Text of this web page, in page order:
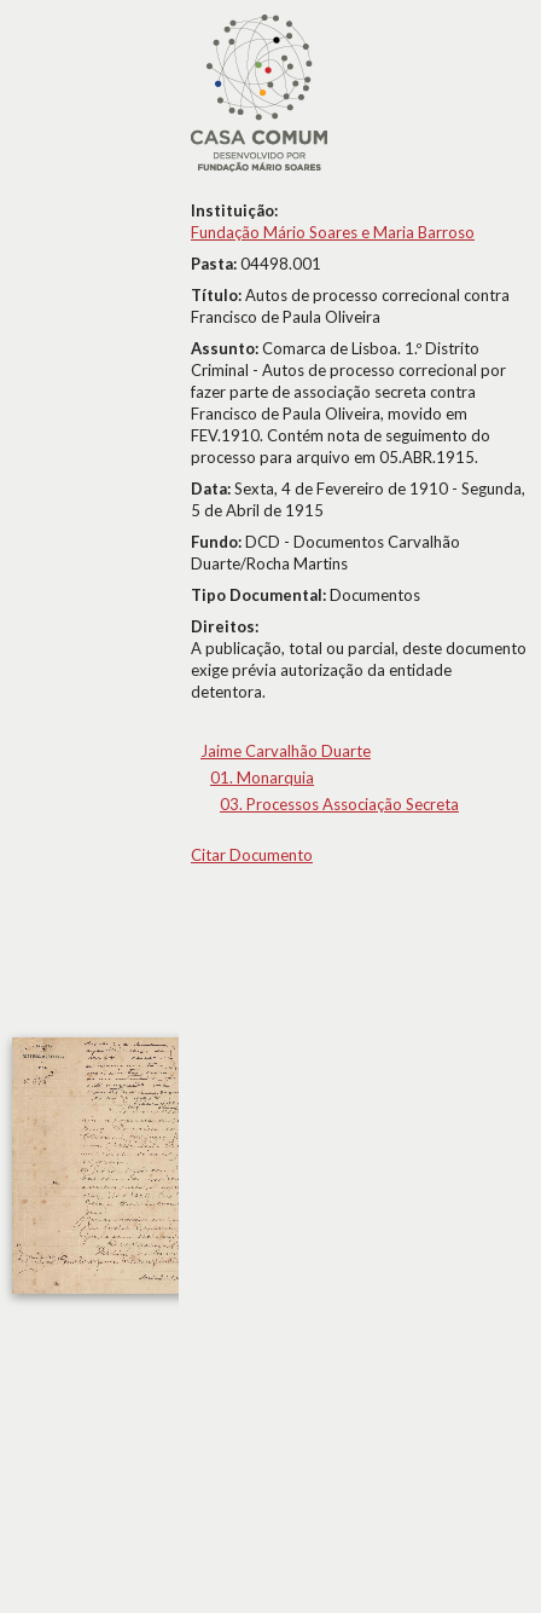
Instituição:
Fundação Mário Soares e Maria Barroso
Pasta:04498.001
Título:Autos de processo correcional contra
Francisco de Paula Oliveira
Assunto:Comarca de Lisboa. 1.º Distrito
Criminal - Autos de processo correcional por
fazer parte de associação secreta contra
Francisco de Paula Oliveira, movido em
FEV.1910. Contém nota de seguimento do
processo para arquivo em 05.ABR.1915.
Data:Sexta, 4 de Fevereiro de 1910 - Segunda,
5 de Abril de 1915
Fundo:DCD - Documentos Carvalhão
Duarte/Rocha Martins
Tipo Documental:Documentos
Direitos:
A publicação, total ou parcial, deste documento
exige prévia autorização da entidade
detentora.
Jaime Carvalhão Duarte
01. Monarquia
03. Processos Associação Secreta
Citar Documento